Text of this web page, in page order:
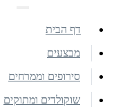
דף הבית
מבצעים
סירופים וממרחים
שוקולדים ומתוקים